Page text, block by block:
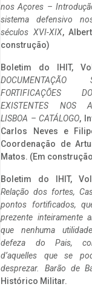
nos Açores –
sistema defensivo
séculos XVI-XIX,
construção)
Boletim do IHIT,
FORTIFICAÇÕES
EXISTENTES NOS
LISBOA – CATÁLOGO,
Carlos Neves e
Coordenação de
Matos. (Em
Boletim do IHIT,
Relação dos fortes,
pontos fortificados,
prezente inteiramente
que nenhuma
defeza do Pais,
d’aquelles que se
desprezar. Barão de
Histórico Militar.